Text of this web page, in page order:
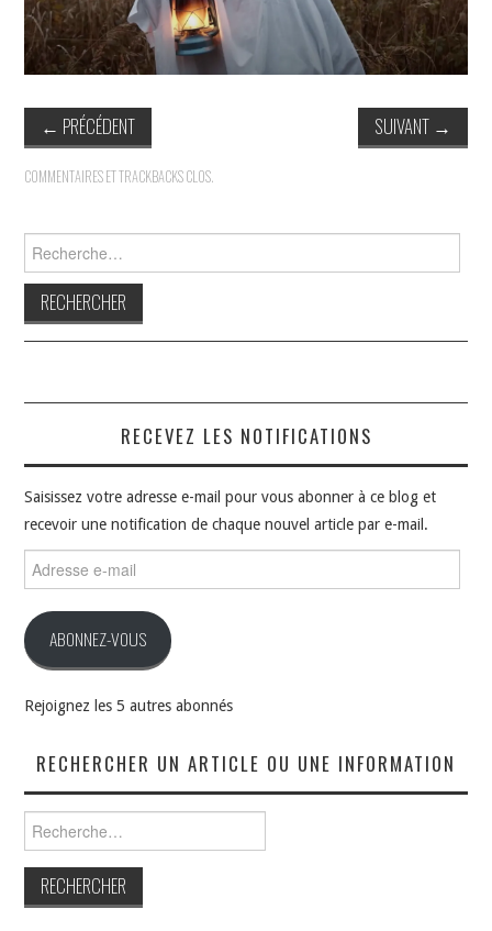
DOKO
← PRÉCÉDENT SUIVANT →
COMMENTAIRES ET TRACKBACKS CLOS.
RECEVEZ LES NOTIFICATIONS
Saisissez votre adresse e-mail pour vous abonner à ce blog et
recevoir une notification de chaque nouvel article par e-mail.
e-
ABONNEZ-VOUS
Rejoignez les 5 autres abonnés
RECHERCHER UN ARTICLE OU UNE INFORMATION